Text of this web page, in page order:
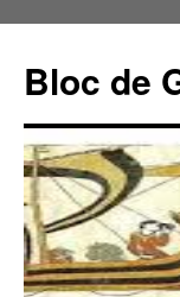
Bloc de